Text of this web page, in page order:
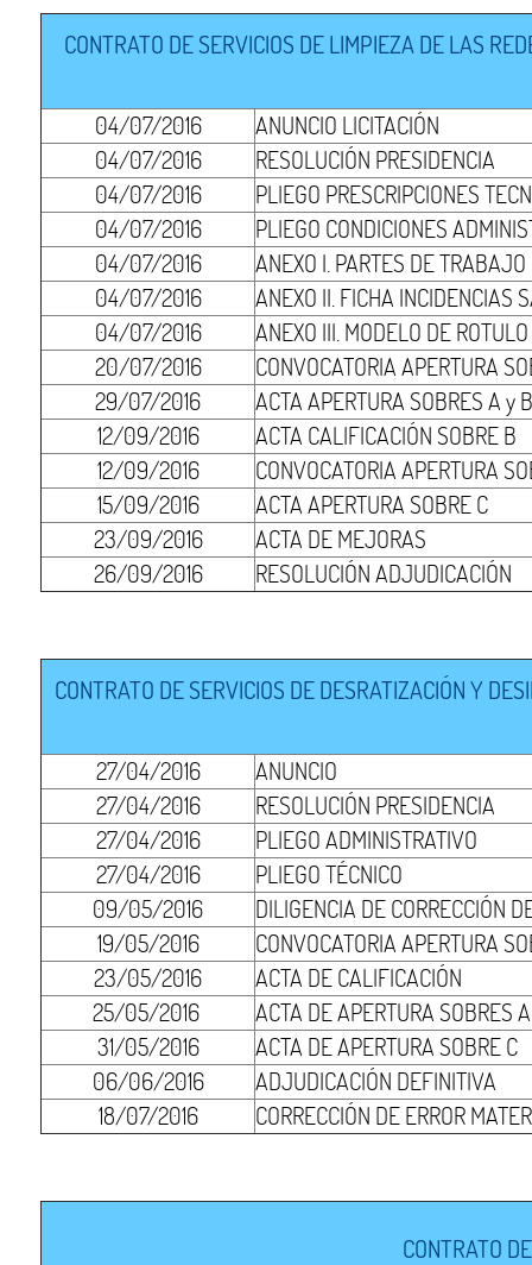
CONTRATO DE SERVICIOS DE LIMPIEZA DE LAS
04/07/2016
ANUNCIO LICITACIÓN
04/07/2016
RESOLUCIÓN PRESIDENCIA
04/07/2016
PLIEGO PRESCRIPCIONES
04/07/2016
PLIEGO CONDICIONES
04/07/2016
ANEXO I. PARTES DE TRABAJO
04/07/2016
ANEXO II. FICHA INCIDENCIAS
04/07/2016
ANEXO III. MODELO DE ROTULO
20/07/2016
CONVOCATORIA APERTURA
29/07/2016
ACTA APERTURA SOBRES A y
12/09/2016
ACTA CALIFICACIÓN SOBRE B
12/09/2016
CONVOCATORIA APERTURA
15/09/2016
ACTA APERTURA SOBRE C
23/09/2016
ACTA DE MEJORAS
26/09/2016
RESOLUCIÓN ADJUDICACIÓN
CONTRATO DE SERVICIOS DE DESRATIZACIÓN Y
27/04/2016
ANUNCIO
27/04/2016
RESOLUCIÓN PRESIDENCIA
27/04/2016
PLIEGO ADMINISTRATIVO
27/04/2016
PLIEGO TÉCNICO
09/05/2016
DILIGENCIA DE CORRECCIÓN
19/05/2016
CONVOCATORIA APERTURA
23/05/2016
ACTA DE CALIFICACIÓN
25/05/2016
ACTA DE APERTURA SOBRES
31/05/2016
ACTA DE APERTURA SOBRE C
06/06/2016
ADJUDICACIÓN DEFINITIVA
18/07/2016
CORRECCIÓN DE ERROR
CONTRATO